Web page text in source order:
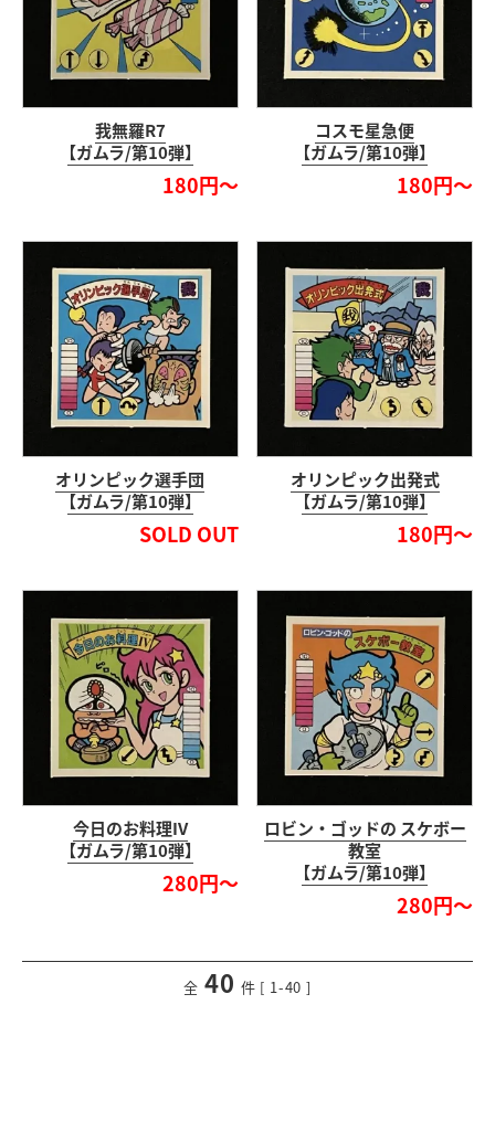
我無羅R7
【ガムラ/第10弾】
180円～
コスモ星急便
【ガムラ/第10弾】
180円～
オリンピック選手団
【ガムラ/第10弾】
SOLD OUT
オリンピック出発式
【ガムラ/第10弾】
180円～
今日のお料理IV
【ガムラ/第10弾】
280円～
ロビン・ゴッドの スケボー
教室
【ガムラ/第10弾】
280円～
全 40 件 [ 1-40 ]